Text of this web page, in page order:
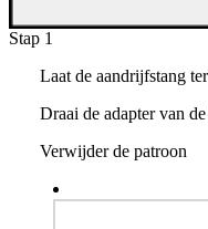
Stap 1
Laat de aandrijfstang
Draai de adapter van
Verwijder de patroon